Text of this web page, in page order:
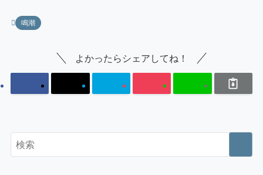
鳴潮
よかったらシェアしてね！